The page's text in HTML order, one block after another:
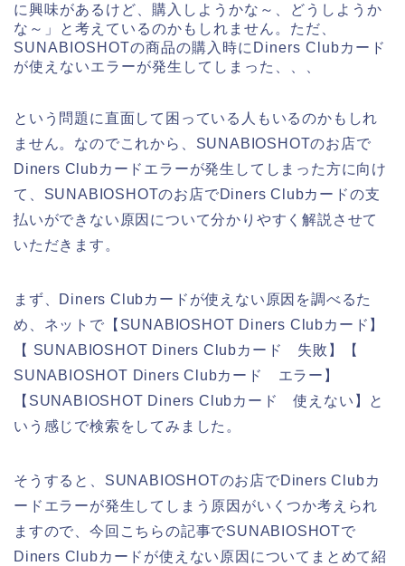
に興味があるけど、購入しようかな～、どうしようか
な～」と考えているのかもしれません。ただ、
SUNABIOSHOTの商品の購入時にDiners Clubカード
が使えないエラーが発生してしまった、、、
という問題に直面して困っている人もいるのかもしれ
ません。なのでこれから、SUNABIOSHOTのお店で
Diners Clubカードエラーが発生してしまった方に向け
て、SUNABIOSHOTのお店でDiners Clubカードの支
払いができない原因について分かりやすく解説させて
いただきます。
まず、Diners Clubカードが使えない原因を調べるた
め、ネットで【SUNABIOSHOT Diners Clubカード】
【 SUNABIOSHOT Diners Clubカード 失敗】【
SUNABIOSHOT Diners Clubカード エラー】
【SUNABIOSHOT Diners Clubカード 使えない】と
いう感じで検索をしてみました。
そうすると、SUNABIOSHOTのお店でDiners Clubカ
ードエラーが発生してしまう原因がいくつか考えられ
ますので、今回こちらの記事でSUNABIOSHOTで
Diners Clubカードが使えない原因についてまとめて紹